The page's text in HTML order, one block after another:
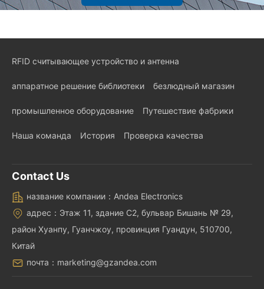
RFID считывающее устройство и антенна
аппаратное решение библиотеки безлюдный магазин
промышленное оборудование Путешествие фабрики
Наша команда История Проверка качества
Contact Us
название компании：Andea Electronics
адрес：Этаж 11, здание C2, бульвар Бишань № 29,
район Хуанпу, Гуанчжоу, провинция Гуандун, 510700,
Китай
почта：marketing@gzandea.com